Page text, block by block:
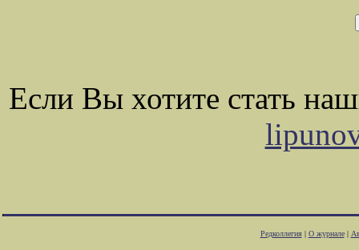
Если Вы хотите стать
Редколлегия| О журнале|